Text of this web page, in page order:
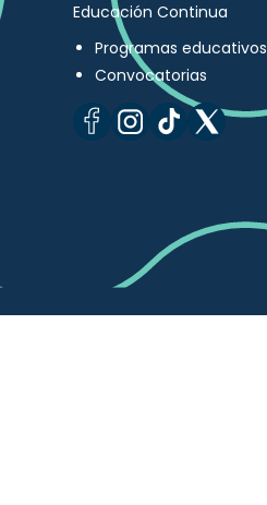
Educación Continua
Programas educativos
Convocatorias